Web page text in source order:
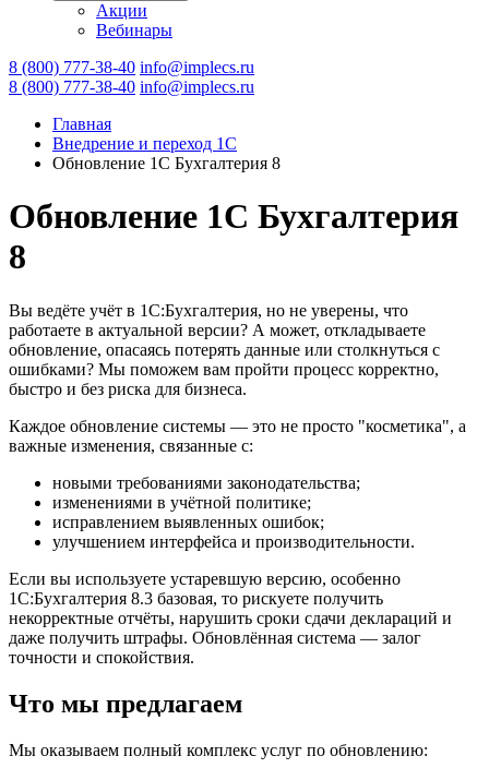
Акции
Вебинары
8 (800) 777-38-40 info@implecs.ru
8 (800) 777-38-40 info@implecs.ru
Главная
Внедрение и переход 1С
Обновление 1С Бухгалтерия 8
Обновление 1С Бухгалтерия
8
Вы ведёте учёт в 1С:Бухгалтерия, но не уверены, что
работаете в актуальной версии? А может, откладываете
обновление, опасаясь потерять данные или столкнуться с
ошибками? Мы поможем вам пройти процесс корректно,
быстро и без риска для бизнеса.
Каждое обновление системы — это не просто "косметика", а
важные изменения, связанные с:
новыми требованиями законодательства;
изменениями в учётной политике;
исправлением выявленных ошибок;
улучшением интерфейса и производительности.
Если вы используете устаревшую версию, особенно
1С:Бухгалтерия 8.3 базовая, то рискуете получить
некорректные отчёты, нарушить сроки сдачи деклараций и
даже получить штрафы. Обновлённая система — залог
точности и спокойствия.
Что мы предлагаем
Мы оказываем полный комплекс услуг по обновлению: